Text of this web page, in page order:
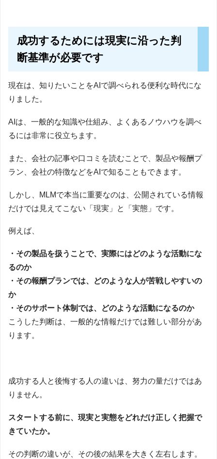
成功するためには現実に沿った判
断基準が必要です
現在は、知りたいことをAIで調べられる便利な時代にな
りました。
AIは、一般的な知識や仕組み、よくあるノウハウを調べ
るには非常に役立ちます。
また、会社の記事や口コミを読むことで、製品や報酬プ
ラン、会社の特徴などをAIで知ることもできます。
しかし、MLMで本当に重要なのは、公開されている情報
だけでは見えてこない「現実」と「実態」です。
例えば、
・その製品を扱うことで、実際にはどのような活動にな
るのか
・その報酬プランでは、どのような人が苦戦しやすいの
か
・そのサポート体制では、どのような活動になるのか
こうした判断は、一般的な情報だけでは難しい部分があ
ります。
成功する人と後悔する人の違いは、努力の量だけではあ
りません。
スタートする前に、現実と実態をどれだけ正しく把握で
きていたか。
その判断の違いが、その後の結果を大きく左右します。